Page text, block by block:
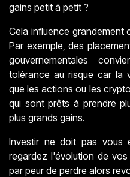
gains petit à petit ?
Cela influence grandement
Par exemple, des
gouvernementales
tolérance au risque car la
que les actions ou les
qui sont prêts à prendre
plus grands gains.
Investir ne doit pas vous
regardez l'évolution de
par peur de perdre alors